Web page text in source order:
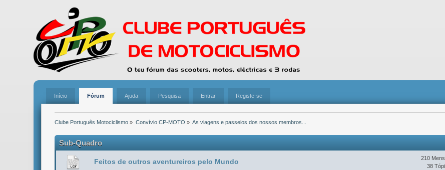
Início Fórum Ajuda Pesquisa Entrar Registe-se
Clube Português Motociclismo » Convívio CP-MOTO » As viagens e passeios dos nossos membros...
Sub-Quadro
Feitos de outros aventureiros pelo Mundo
210
38